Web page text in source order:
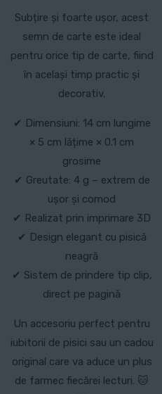
Subțire și foarte ușor, acest
semn de carte este ideal
pentru orice tip de carte, fiind
în același timp practic și
decorativ.
✔ Dimensiuni: 14 cm lungime
× 5 cm lățime × 0.1 cm
grosime
✔ Greutate: 4 g – extrem de
ușor și comod
✔ Realizat prin imprimare 3D
✔ Design elegant cu pisică
neagră
✔ Sistem de prindere tip clip,
direct pe pagină
Un accesoriu perfect pentru
iubitorii de pisici sau un cadou
original care va aduce un plus
de farmec fiecărei lecturi. 🐱